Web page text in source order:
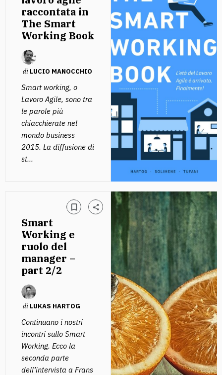
raccontata in
The Smart
Working Book
di LUCIO MANOCCHIO
Smart working, o
Lavoro Agile, sono tra
le parole più
chiacchierate nel
mondo business
2015. La diffusione di
st...
Smart
Working e
ruolo del
manager –
part 2/2
di LUKAS HARTOG
Continuano i nostri
incontri sullo Smart
Working. Ecco la
seconda parte
dell’intervista a Frans